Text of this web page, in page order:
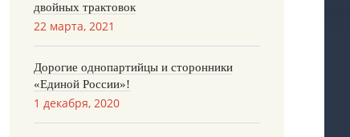
двойных трактовок
22 марта, 2021
Дорогие однопартийцы и сторонники
«Единой России»!
1 декабря, 2020